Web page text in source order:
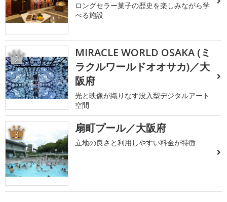
ロングセラー菓子の歴史を楽しみながら学
べる施設
2
MIRACLE WORLD OSAKA (ミ
ラクルワールドオオサカ)／大
阪府
光と映像が織りなす没入型デジタルアート
空間
3 扇町プール／大阪府
立地の良さと利用しやすい料金が特徴